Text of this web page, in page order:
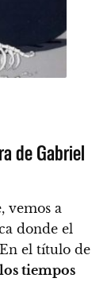
de Gabriel
vemos a
donde el
el título de
tiempos